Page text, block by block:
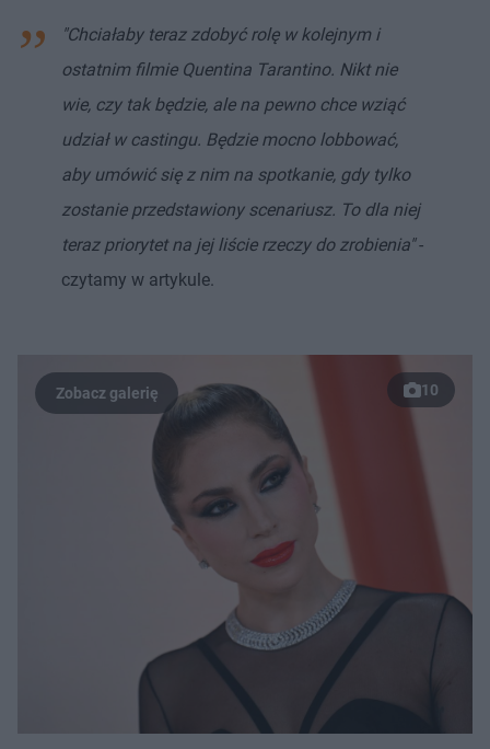
"Chciałaby teraz zdobyć rolę w kolejnym i
ostatnim filmie Quentina Tarantino. Nikt nie
wie, czy tak będzie, ale na pewno chce wziąć
udział w castingu. Będzie mocno lobbować,
aby umówić się z nim na spotkanie, gdy tylko
zostanie przedstawiony scenariusz. To dla niej
teraz priorytet na jej liście rzeczy do zrobienia"-
czytamy w artykule.
10